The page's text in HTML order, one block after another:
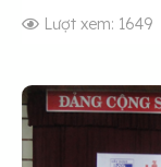
Lượt xem: 1649